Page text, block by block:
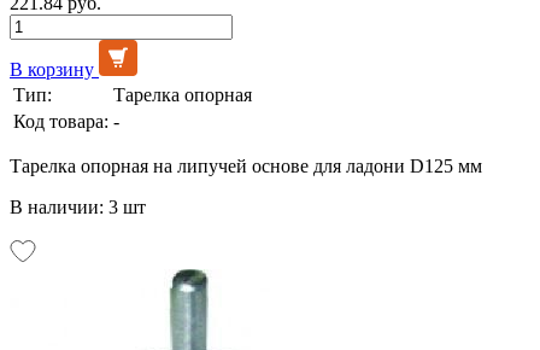
В корзину
Тип:
Тарелка опорная
Код товара: -
Тарелка опорная на липучей основе для ладони D125 мм
В наличии: 3 шт